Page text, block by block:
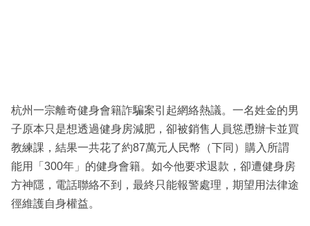
杭州一宗離奇健身會籍詐騙案引起網絡熱議。一名姓金的男
子原本只是想透過健身房減肥，卻被銷售人員慫恿辦卡並買
教練課，結果一共花了約87萬元人民幣（下同）購入所謂
能用「300年」的健身會籍。如今他要求退款，卻遭健身房
方神隱，電話聯絡不到，最終只能報警處理，期望用法律途
徑維護自身權益。